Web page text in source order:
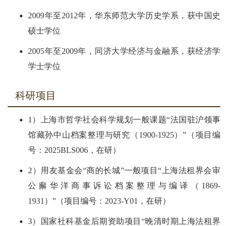
2009年至2012年，华东师范大学历史学系，获中国史
硕士学位
2005年至2009年，同济大学经济与金融系，获经济学
学士学位
科研项目
1）上海市哲学社会科学规划一般课题“法国驻沪领事
馆藏孙中山档案整理与研究（1900-1925）”（项目编
号：2025BLS006，在研）
2）用友基金会“商的长城”一般项目“上海法租界会审
公廨华洋商事诉讼档案整理与编译（1869-
1931）”（项目编号：2023-Y01，在研）
3）国家社科基金后期资助项目“晚清时期上海法租界